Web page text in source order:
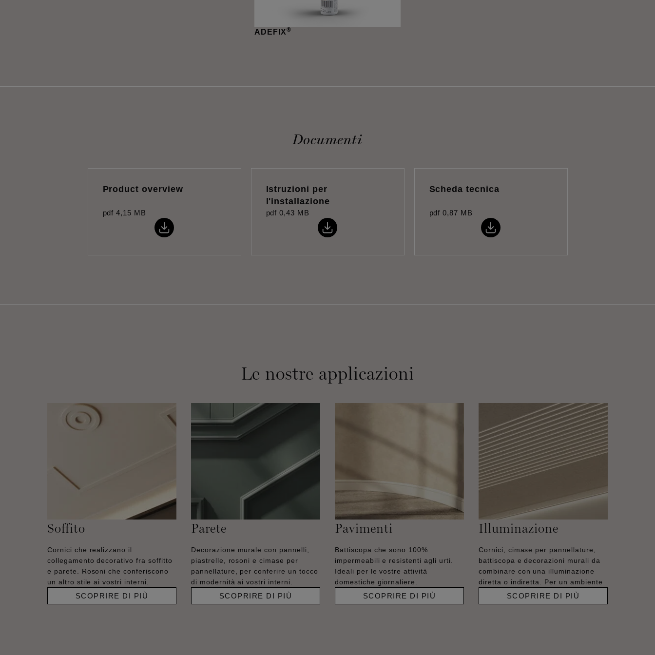
ADEFIX®
Documenti
Product overview
pdf 4,15 MB
Istruzioni per
l'installazione
pdf 0,43 MB
Scheda tecnica
pdf 0,87 MB
Le nostre applicazioni
Soffito
Cornici che realizzano il
collegamento decorativo fra soffitto
e parete. Rosoni che conferiscono
un altro stile ai vostri interni.
SCOPRIRE DI PIÙ
Parete
Decorazione murale con pannelli,
piastrelle, rosoni e cimase per
pannellature, per conferire un tocco
di modernità ai vostri interni.
SCOPRIRE DI PIÙ
Pavimenti
Battiscopa che sono 100%
impermeabili e resistenti agli urti.
Ideali per le vostre attività
domestiche giornaliere.
SCOPRIRE DI PIÙ
Illuminazione
Cornici, cimase per pannellature,
battiscopa e decorazioni murali da
combinare con una illuminazione
diretta o indiretta. Per un ambiente
SCOPRIRE DI PIÙ